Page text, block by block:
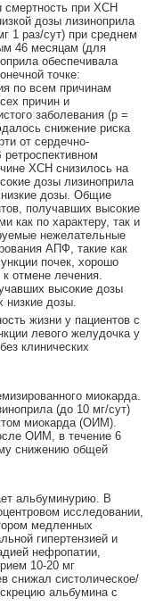
смертность при ХСН
дозы лизиноприла
1 раз/сут) при среднем
46 месяцам (для
обеспечивала
точке:
по всем причинам
причин и
заболевания (р =
снижение риска
от сердечно-
ХСН снизилось на
дозы лизиноприла
дозы. Общие
получавших высокие
как по характеру, так и
нежелательные
АПФ, такие как
почек, хорошо
отмене лечения.
высокие дозы
низкие дозы.
жизни у пациентов с
левого желудочка у
клинических
миокарда.
(до 10 мг/сут)
миокарда (ОИМ).
ОИМ, в течение 6
снижению общей
альбуминурию. В
исследовании,
медленных
гипертензией и
нефропатии,
10-20 мг
снижал систолическое/
альбумина с